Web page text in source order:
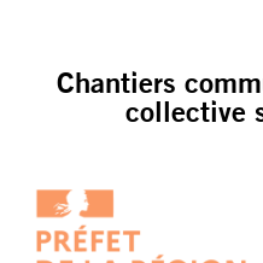
Chantiers
collective